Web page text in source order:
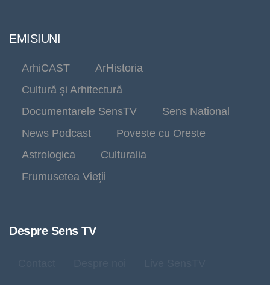
EMISIUNI
ArhiCAST
ArHistoria
Cultură și Arhitectură
Documentarele SensTV
Sens Național
News Podcast
Poveste cu Oreste
Astrologica
Culturalia
Frumusetea Vieții
Despre Sens TV